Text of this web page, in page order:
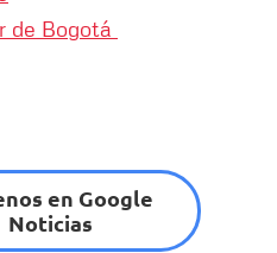
de Bogotá
en Google
Noticias